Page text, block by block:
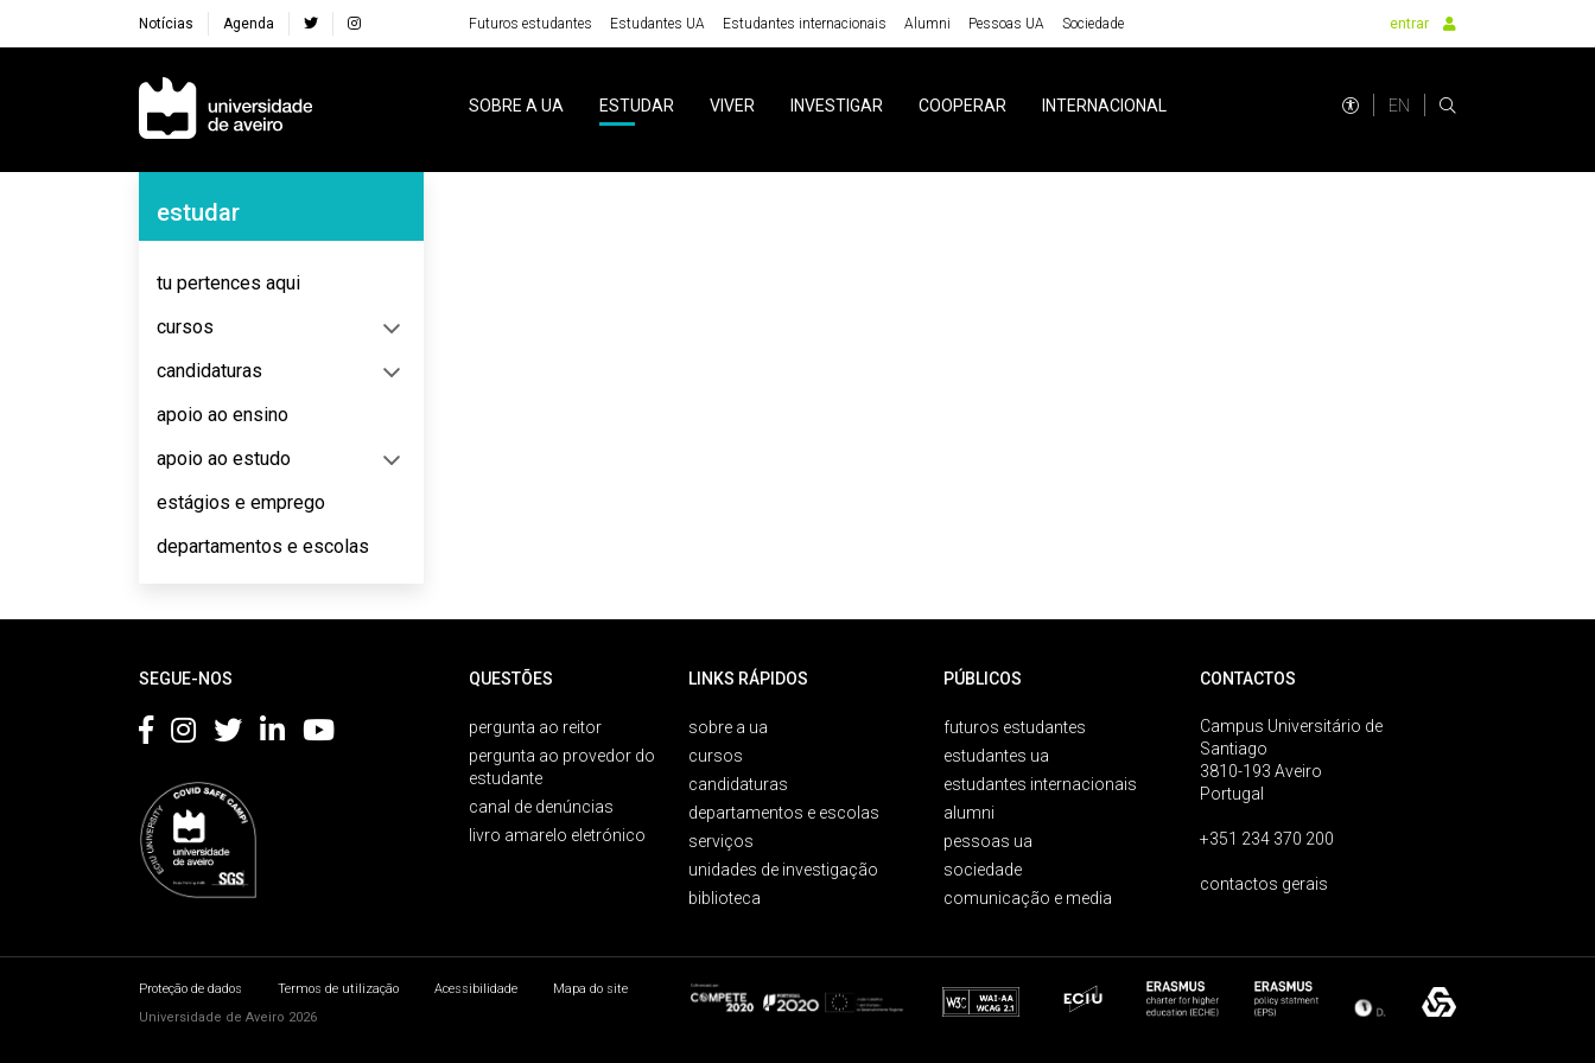
Notícias Agenda Futuros estudantes Estudantes UA Estudantes internacionais Alumni Pessoas UA Sociedade entrar
Navegação Principal
SOBRE A UA ESTUDAR VIVER INVESTIGAR COOPERAR INTERNACIONAL EN
Navegação Lateral
estudar
tu pertences aqui
cursos
candidaturas
apoio ao ensino
apoio ao estudo
estágios e emprego
departamentos e escolas
SEGUE-NOS QUESTÕES
pergunta ao reitor
pergunta ao provedor do
estudante
canal de denúncias
livro amarelo eletrónico
LINKS RÁPIDOS
sobre a ua
cursos
candidaturas
departamentos e escolas
serviços
unidades de investigação
biblioteca
PÚBLICOS
futuros estudantes
estudantes ua
estudantes internacionais
alumni
pessoas ua
sociedade
comunicação e media
CONTACTOS
Campus Universitário de
Santiago
3810-193 Aveiro
Portugal
+351 234 370 200
contactos gerais
Proteção de dados Termos de utilização Acessibilidade
Mapa do site
Universidade de Aveiro 2026